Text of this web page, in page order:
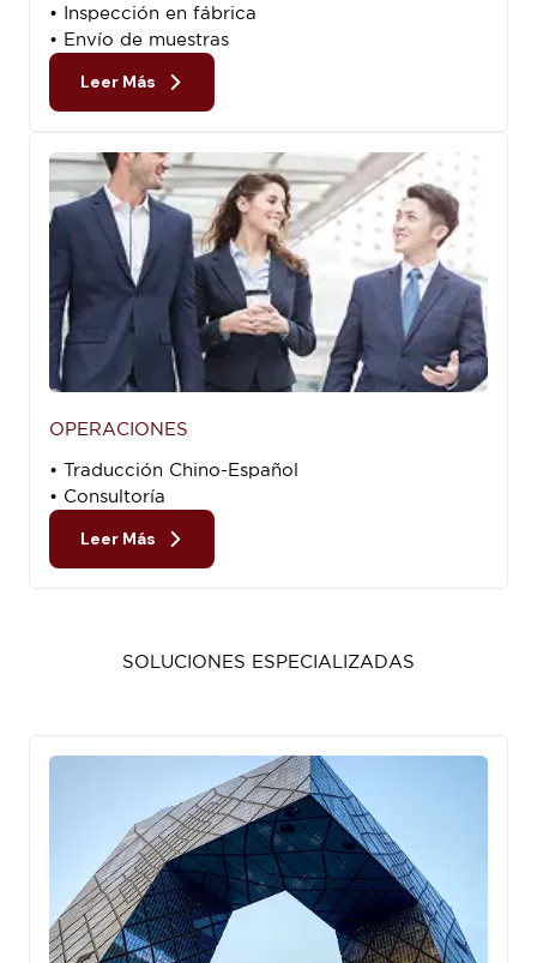
• Inspección en fábrica
• Envío de muestras
Leer Más
OPERACIONES
• Traducción Chino-Español
• Consultoría
Leer Más
SOLUCIONES ESPECIALIZADAS